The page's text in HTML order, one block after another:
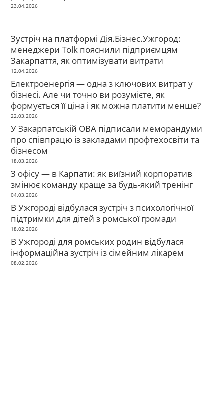
23.04.2026
Зустріч на платформі Дія.Бізнес.Ужгород:
менеджери Tolk пояснили підприємцям
Закарпаття, як оптимізувати витрати
12.04.2026
Електроенергія — одна з ключових витрат у
бізнесі. Але чи точно ви розумієте, як
формується її ціна і як можна платити менше?
22.03.2026
У Закарпатській ОВА підписали меморандуми
про співпрацю із закладами профтехосвіти та
бізнесом
18.03.2026
З офісу — в Карпати: як виїзний корпоратив
змінює команду краще за будь-який тренінг
04.03.2026
В Ужгороді відбулася зустріч з психологічної
підтримки для дітей з ромської громади
18.02.2026
В Ужгороді для ромських родин відбулася
інформаційна зустріч із сімейним лікарем
08.02.2026